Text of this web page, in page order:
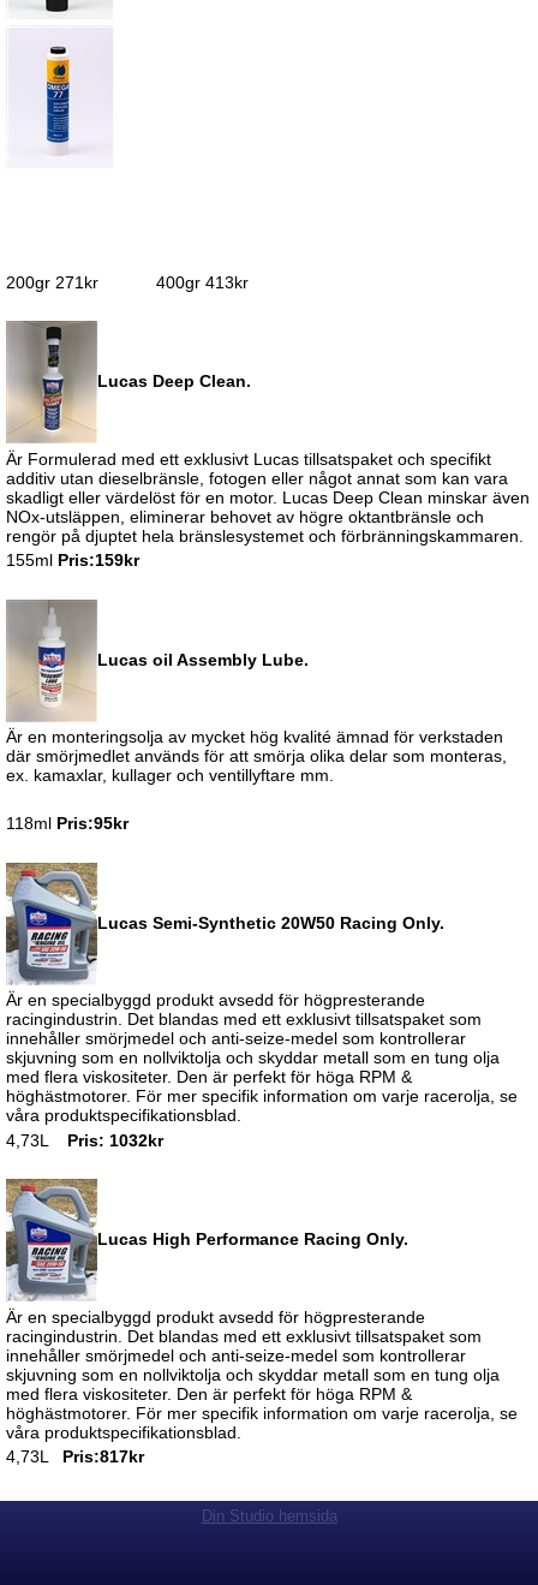
200gr 271kr 400gr 413kr
Lucas Deep Clean.
Är Formulerad med ett exklusivt Lucas tillsatspaket och specifikt
additiv utan dieselbränsle, fotogen eller något annat som kan vara
skadligt eller värdelöst för en motor. Lucas Deep Clean minskar även
NOx-utsläppen, eliminerar behovet av högre oktantbränsle och
rengör på djuptet hela bränslesystemet och förbränningskammaren.
155ml Pris:159kr
Lucas oil Assembly Lube.
Är en monteringsolja av mycket hög kvalité ämnad för verkstaden
där smörjmedlet används för att smörja olika delar som monteras,
ex. kamaxlar, kullager och ventillyftare mm.
118ml Pris:95kr
Lucas Semi-Synthetic 20W50 Racing Only.
Är en specialbyggd produkt avsedd för högpresterande
racingindustrin. Det blandas med ett exklusivt tillsatspaket som
innehåller smörjmedel och anti-seize-medel som kontrollerar
skjuvning som en nollviktolja och skyddar metall som en tung olja
med flera viskositeter. Den är perfekt för höga RPM &
höghästmotorer. För mer specifik information om varje racerolja, se
våra produktspecifikationsblad.
4,73L Pris: 1032kr
Lucas High Performance Racing Only.
Är en specialbyggd produkt avsedd för högpresterande
racingindustrin. Det blandas med ett exklusivt tillsatspaket som
innehåller smörjmedel och anti-seize-medel som kontrollerar
skjuvning som en nollviktolja och skyddar metall som en tung olja
med flera viskositeter. Den är perfekt för höga RPM &
höghästmotorer. För mer specifik information om varje racerolja, se
våra produktspecifikationsblad.
4,73L Pris:817kr
Din Studio hemsida